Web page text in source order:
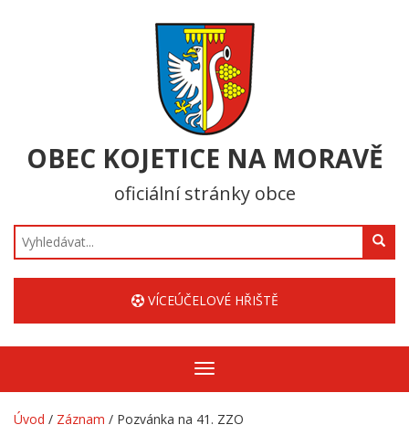
OBEC KOJETICE NA MORAVĚ
oficiální stránky obce
Hledat
VÍCEÚČELOVÉ HŘIŠTĚ
Zobrazit/skrýt
navigaci
Úvod / Záznam / Pozvánka na 41. ZZO